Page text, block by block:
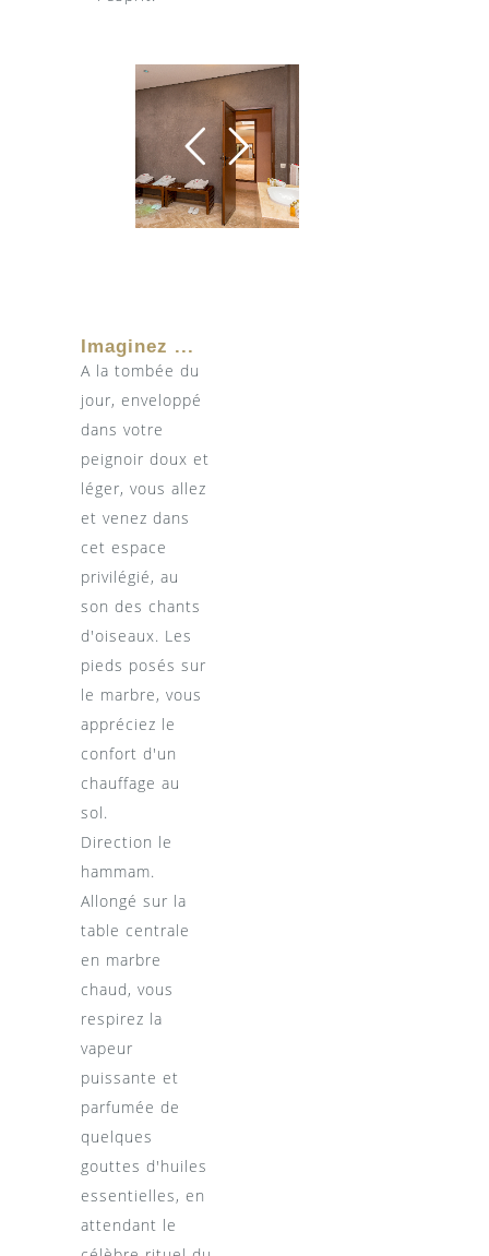
Imaginez ...
A la tombée du
jour, enveloppé
dans votre
peignoir doux et
léger, vous allez
et venez dans
cet espace
privilégié, au
son des chants
d'oiseaux. Les
pieds posés sur
le marbre, vous
appréciez le
confort d'un
chauffage au
sol.
Direction le
hammam.
Allongé sur la
table centrale
en marbre
chaud, vous
respirez la
vapeur
puissante et
parfumée de
quelques
gouttes d'huiles
essentielles, en
attendant le